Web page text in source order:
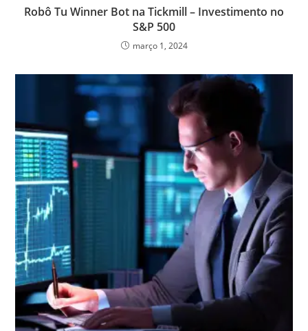
Robô Tu Winner Bot na Tickmill – Investimento no
S&P 500
março 1, 2024